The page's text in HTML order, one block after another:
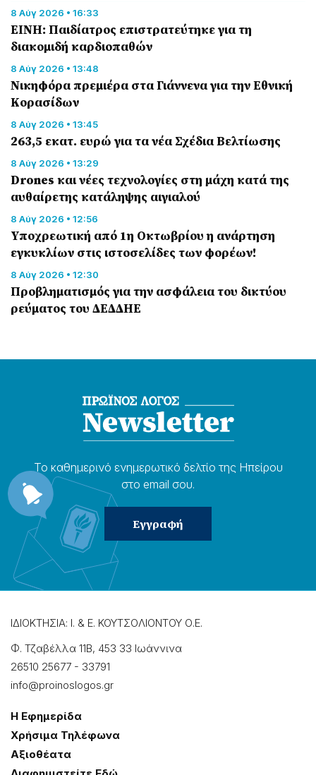
8 Αύγ 2026 • 16:33
ΕΙΝΗ: Παιδίατρος επιστρατεύτηκε για τη
διακομιδή καρδιοπαθών
8 Αύγ 2026 • 13:48
Nικηφόρα πρεμιέρα στα Γιάννενα για την Εθνική
Κορασίδων
8 Αύγ 2026 • 13:45
263,5 εκατ. ευρώ για τα νέα Σχέδια Βελτίωσης
8 Αύγ 2026 • 13:29
Drones και νέες τεχνολογίες στη μάχη κατά της
αυθαίρετης κατάληψης αιγιαλού
8 Αύγ 2026 • 12:56
Υποχρεωτική από 1η Οκτωβρίου η ανάρτηση
εγκυκλίων στις ιστοσελίδες των φορέων!
8 Αύγ 2026 • 12:30
Προβληματισμός για την ασφάλεια του δικτύου
ρεύματος του ΔΕΔΔΗΕ
Το καθημερɩνό ενημερωτɩκό δελτίο της Ηπείρου
στο email σου.
ΙΔΙΟΚΤΗΣΙΑ: Ι. & Ε. ΚΟΥΤΣΟΛΙΟΝΤΟΥ Ο.Ε.
Φ. Τζαβέλλα 11Β, 453 33 Ιωάννɩνα
26510 25677 - 33791
info@proinoslogos.gr
Η Εφημερίδα
Χρήσɩμα Τηλέφωνα
Αξɩοθέατα